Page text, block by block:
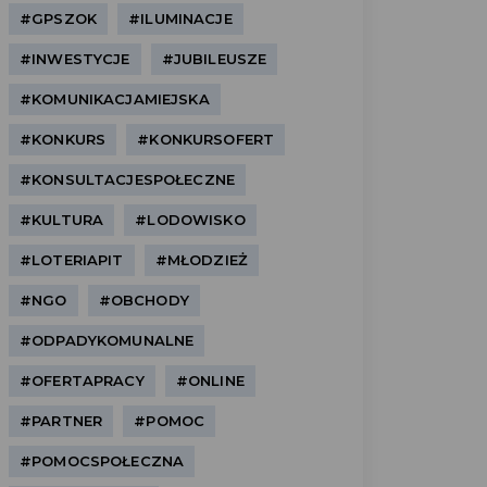
#GPSZOK #ILUMINACJE
#INWESTYCJE #JUBILEUSZE
#KOMUNIKACJAMIEJSKA
#KONKURS #KONKURSOFERT
#KONSULTACJESPOŁECZNE
#KULTURA #LODOWISKO
#LOTERIAPIT #MŁODZIEŻ
#NGO #OBCHODY
#ODPADYKOMUNALNE
#OFERTAPRACY #ONLINE
#PARTNER #POMOC
#POMOCSPOŁECZNA